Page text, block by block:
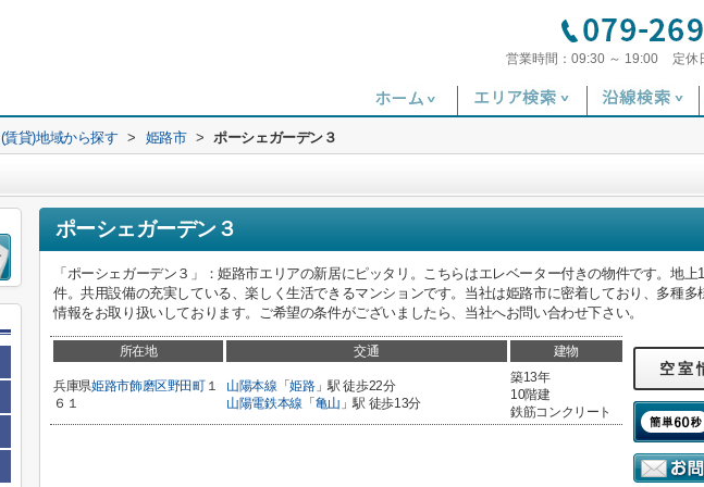
営業時間： 09:30 ～ 19:00 定休
(賃貸)地域から探す > 姫路市 > ポーシェガーデン３
ポーシェガーデン３
「ポーシェガーデン３」：姫路市エリアの新居にピッタリ。こちらはエレベーター付きの物件です。地上
件。共用設備の充実している、楽しく生活できるマンションです。当社は姫路市に密着しており、多種多
情報をお取り扱いしております。ご希望の条件がございましたら、当社へお問い合わせ下さい。
所在地 交通 建物
兵庫県姫路市飾磨区野田町１
６１
山陽本線 「姫路」駅 徒歩22分
山陽電鉄本線 「 亀山 」駅 徒歩13分
築13年
10階建
鉄筋コンクリート
空室